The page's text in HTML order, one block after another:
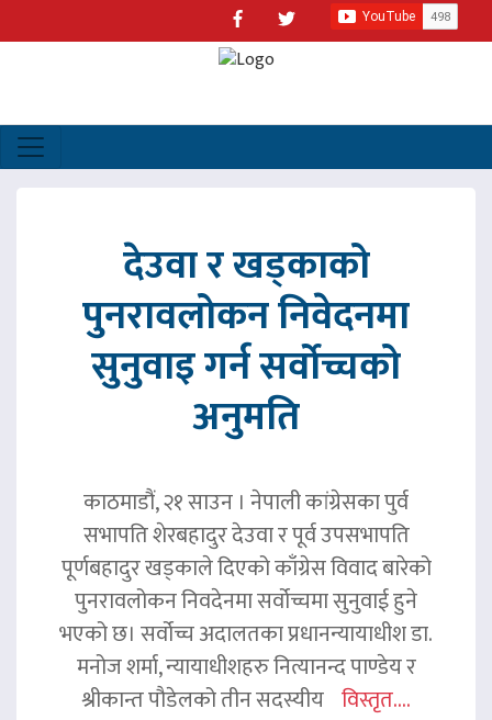
देउवा र खड्काको
पुनरावलोकन निवेदनमा
सुनुवाइ गर्न सर्वोच्चको
अनुमति
काठमाडौं, २१ साउन । नेपाली कांग्रेसका पुर्व
सभापति शेरबहादुर देउवा र पूर्व उपसभापति
पूर्णबहादुर खड्काले दिएको काँग्रेस विवाद बारेको
पुनरावलोकन निवदेनमा सर्वोच्चमा सुनुवाई हुने
भएको छ। सर्वोच्च अदालतका प्रधानन्यायाधीश डा.
मनोज शर्मा, न्यायाधीशहरु नित्यानन्द पाण्डेय र
श्रीकान्त पौडेलको तीन सदस्यीय विस्तृत....